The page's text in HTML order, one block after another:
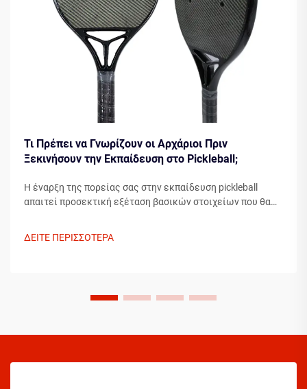
Τι Πρέπει να Γνωρίζουν οι Αρχάριοι Πριν
Ξεκινήσουν την Εκπαίδευση στο Pickleball;
Η έναρξη της πορείας σας στην εκπαίδευση pickleball
απαιτεί προσεκτική εξέταση βασικών στοιχείων που θα
ΔΕΙΤΕ ΠΕΡΙΣΣΟΤΕΡΑ